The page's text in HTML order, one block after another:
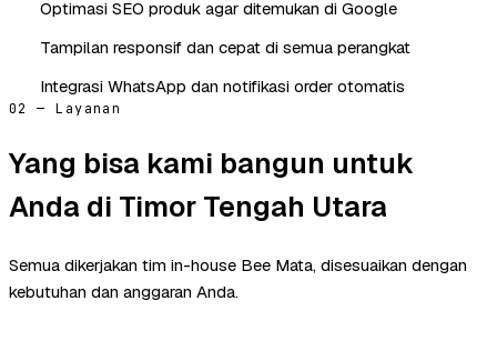
Optimasi SEO produk agar ditemukan di Google
Tampilan responsif dan cepat di semua perangkat
Integrasi WhatsApp dan notifikasi order otomatis
02 — Layanan
Yang bisa kami bangun untuk
Anda di Timor Tengah Utara
Semua dikerjakan tim in-house Bee Mata, disesuaikan dengan
kebutuhan dan anggaran Anda.